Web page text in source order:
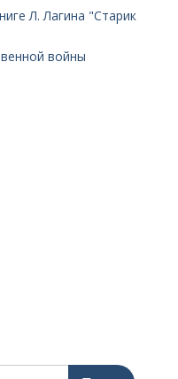
Л. Лагина "Старик
войны